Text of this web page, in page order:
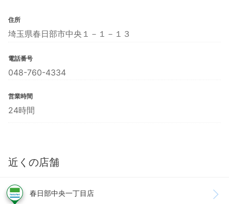
住所
埼玉県春日部市中央１－１－１３
電話番号
048-760-4334
営業時間
24時間
近くの店舗
春日部中央一丁目店